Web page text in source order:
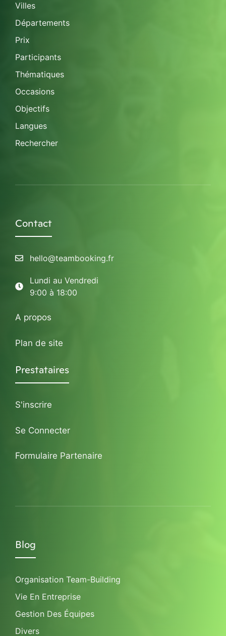
Villes
Départements
Prix
Participants
Thématiques
Occasions
Objectifs
Langues
Rechercher
Contact
hello@teambooking.fr
Lundi au Vendredi
9:00 à 18:00
A propos
Plan de site
Prestataires
S'inscrire
Se Connecter
Formulaire Partenaire
Blog
Organisation Team-Building
Vie En Entreprise
Gestion Des Équipes
Divers